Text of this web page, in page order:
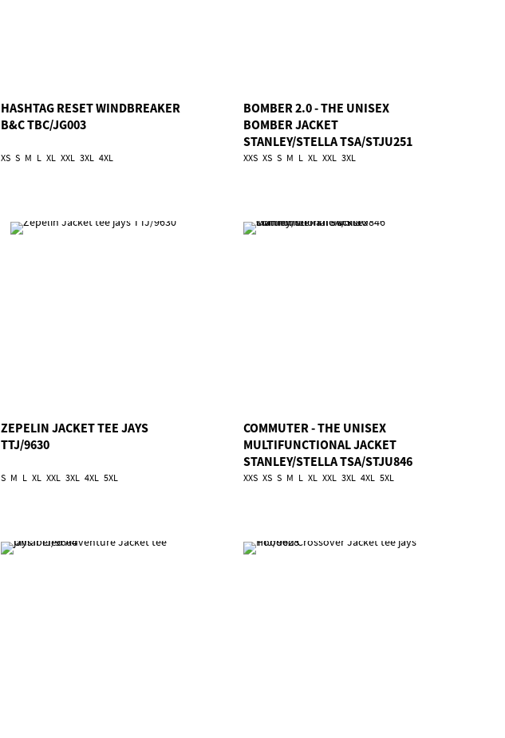
HASHTAG RESET WINDBREAKER
B&C TBC/JG003
XS S M L XL XXL 3XL 4XL
BOMBER 2.0 - THE UNISEX
BOMBER JACKET
STANLEY/STELLA TSA/STJU251
XXS XS S M L XL XXL 3XL
ZEPELIN JACKET TEE JAYS
TTJ/9630
S M L XL XXL 3XL 4XL 5XL
COMMUTER - THE UNISEX
MULTIFUNCTIONAL JACKET
STANLEY/STELLA TSA/STJU846
XXS XS S M L XL XXL 3XL 4XL 5XL